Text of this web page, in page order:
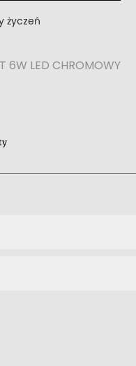
życzeń
6W LED CHROMOWY